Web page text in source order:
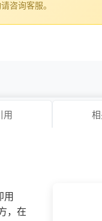
咨询客服。
用
用
，在